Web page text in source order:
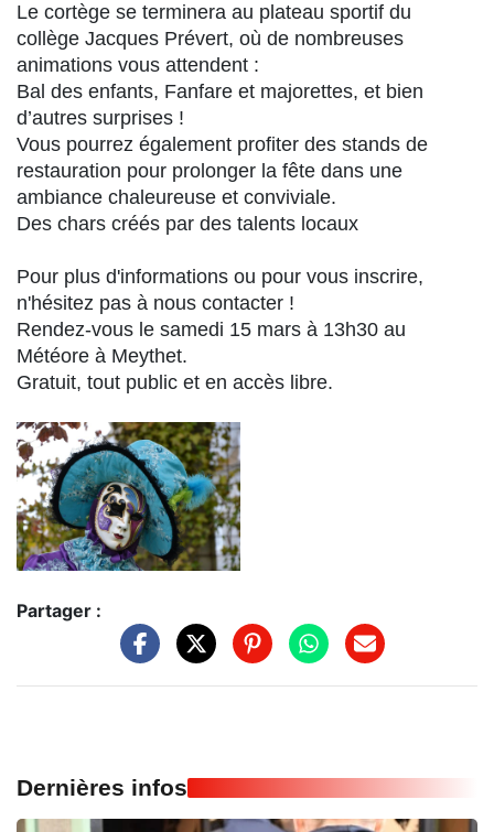
Le cortège se terminera au plateau sportif du
collège Jacques Prévert, où de nombreuses
animations vous attendent :
Bal des enfants, Fanfare et majorettes, et bien
d’autres surprises !
Vous pourrez également profiter des stands de
restauration pour prolonger la fête dans une
ambiance chaleureuse et conviviale.
Des chars créés par des talents locaux
Pour plus d'informations ou pour vous inscrire,
n'hésitez pas à nous contacter !
Rendez-vous le samedi 15 mars à 13h30 au
Météore à Meythet.
Gratuit, tout public et en accès libre.
Partager :
Dernières infos